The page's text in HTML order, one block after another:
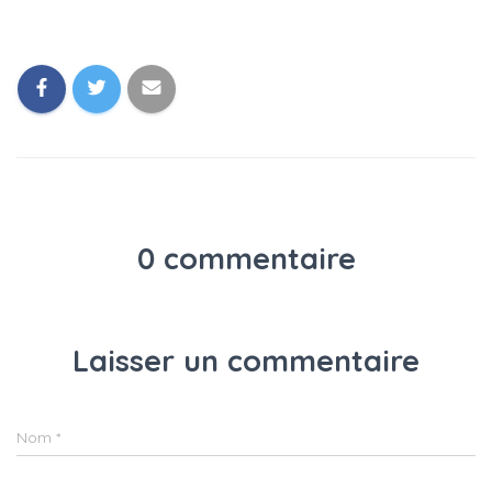
0 commentaire
Laisser un commentaire
Nom *